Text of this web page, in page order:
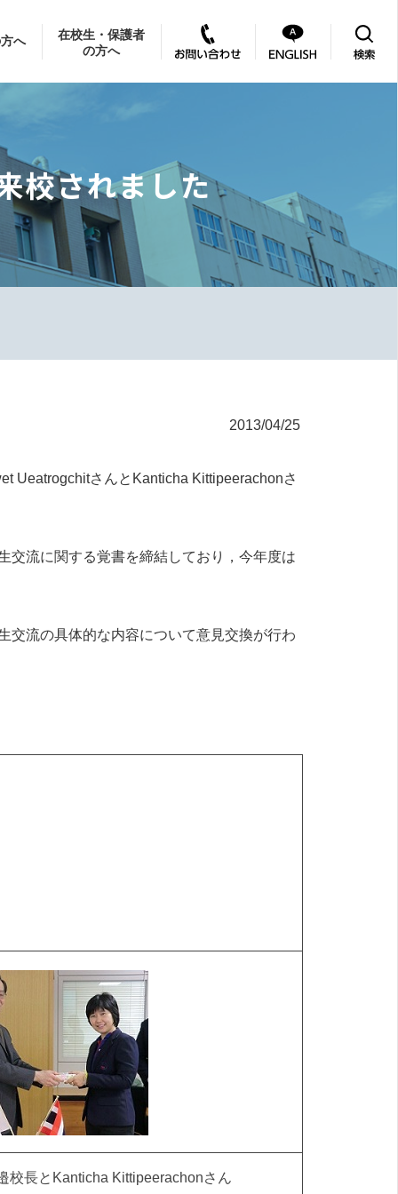
へ
在校生・保護者
の方へ
校されました
2013/04/25
UeatrogchitさんとKanticha Kittipeerachonさ
交流に関する覚書を締結しており，今年度は
交流の具体的な内容について意見交換が行わ
校長とKanticha Kittipeerachonさん